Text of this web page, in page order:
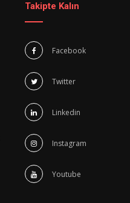
Takipte Kalın
Facebook
Twitter
Linkedin
Instagram
Youtube